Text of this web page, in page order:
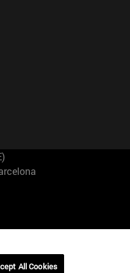
All Cookies